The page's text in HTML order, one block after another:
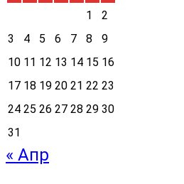
1
2
3
4 5 6 7 8
9
10 11 12 13 14 15 16
17 18 19 20 21 22 23
24 25 26 27 28 29 30
31
« Апр